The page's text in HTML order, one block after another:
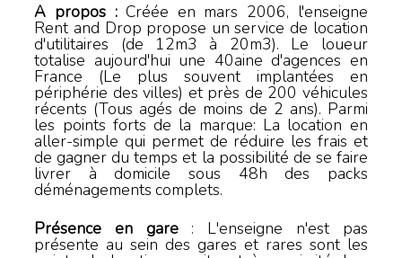
A propos :Créée en mars 2006, l'enseigne
Rent and Drop propose un service de location
d'utilitaires (de 12m3 à 20m3). Le loueur
totalise aujourd'hui une 40aine d'agences en
France (Le plus souvent implantées en
périphérie des villes) et près de 200 véhicules
récents (Tous agés de moins de 2 ans). Parmi
les points forts de la marque: La location en
aller-simple qui permet de réduire les frais et
de gagner du temps et la possibilité de se faire
livrer à domicile sous 48h des packs
déménagements complets.
Présence en gare: L'enseigne n'est pas
présente au sein des gares et rares sont les